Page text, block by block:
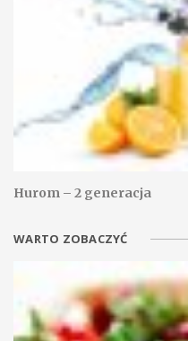
Hurom – 2 generacja
WARTO ZOBACZYĆ